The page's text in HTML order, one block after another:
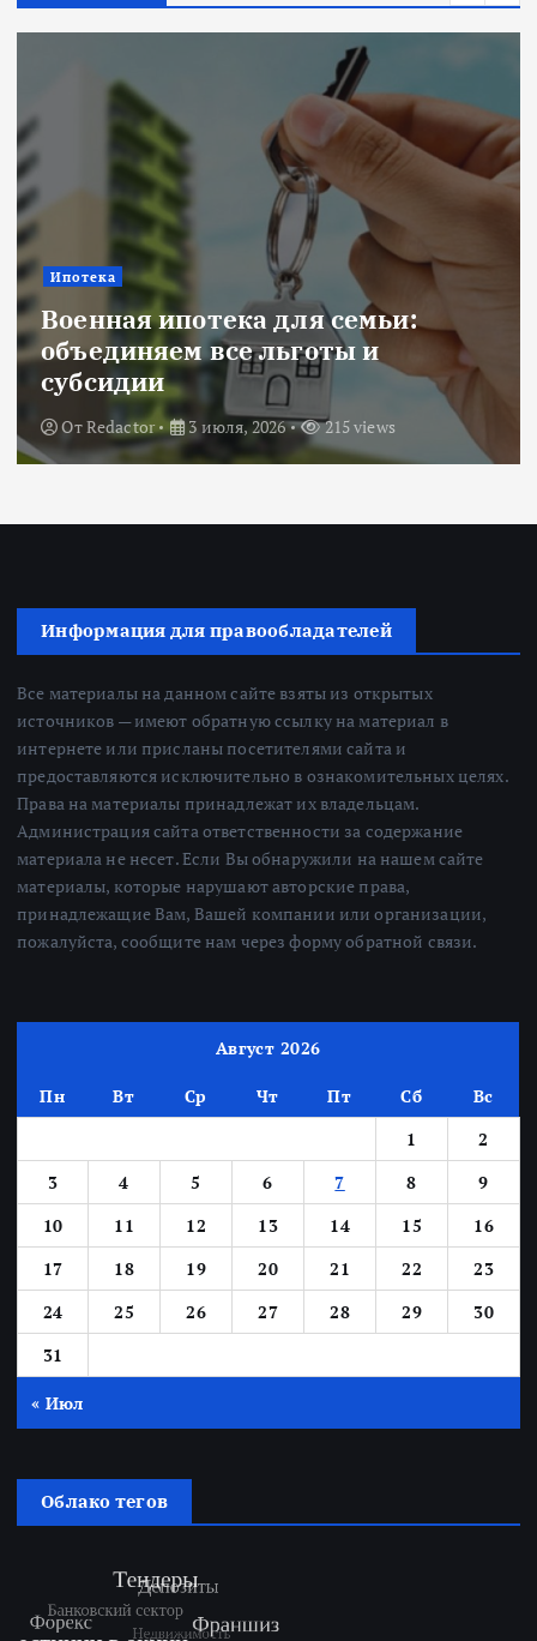
Ипотека
Военная ипотека для семьи:
объединяем все льготы и
субсидии
ОтRedactor 3 июля, 2026 215 views
Информация для правообладателей
Все материалы на данном сайте взяты из открытых
источников — имеют обратную ссылку на материал в
интернете или присланы посетителями сайта и
предоставляются исключительно в ознакомительных целях.
Права на материалы принадлежат их владельцам.
Администрация сайта ответственности за содержание
материала не несет. Если Вы обнаружили на нашем сайте
материалы, которые нарушают авторские права,
принадлежащие Вам, Вашей компании или организации,
пожалуйста, сообщите нам через форму обратной связи.
Август 2026
Пн Вт Ср Чт Пт Сб
Вс
1
2
3
4 5 6 7 8
9
10
11 12 13 14 15
16
17
18 19 20 21 22
23
24
25 26 27 28 29
30
31
« Июл
Облако тегов